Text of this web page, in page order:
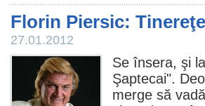
Florin Piersic:
27.01.2012
Se însera, şi
Şaptecai".
merge să